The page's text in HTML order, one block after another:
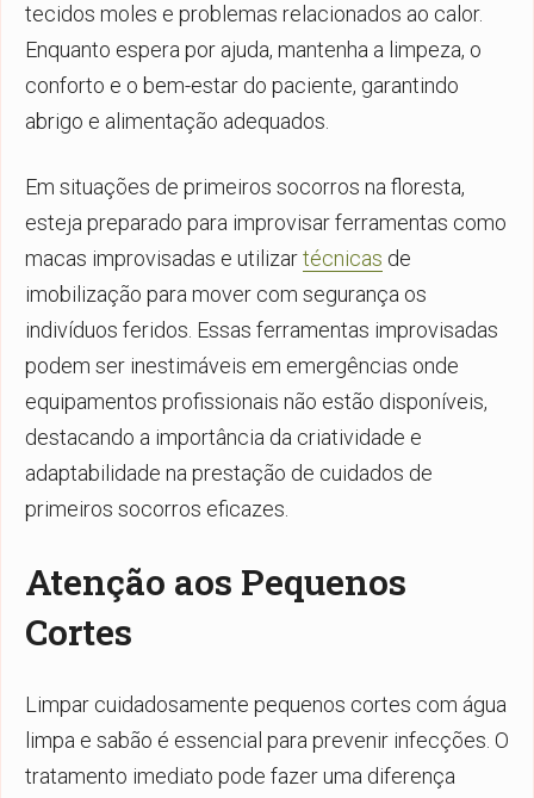
tecidos moles e problemas relacionados ao calor.
Enquanto espera por ajuda, mantenha a limpeza, o
conforto e o bem-estar do paciente, garantindo
abrigo e alimentação adequados.
Em situações de primeiros socorros na floresta,
esteja preparado para improvisar ferramentas como
macas improvisadas e utilizartécnicas de
imobilização para mover com segurança os
indivíduos feridos. Essas ferramentas improvisadas
podem ser inestimáveis em emergências onde
equipamentos profissionais não estão disponíveis,
destacando a importância da criatividade e
adaptabilidade na prestação de cuidados de
primeiros socorros eficazes.
Atenção aos Pequenos
Cortes
Limpar cuidadosamente pequenos cortes com água
limpa e sabão é essencial para prevenir infecções. O
tratamento imediato pode fazer uma diferença